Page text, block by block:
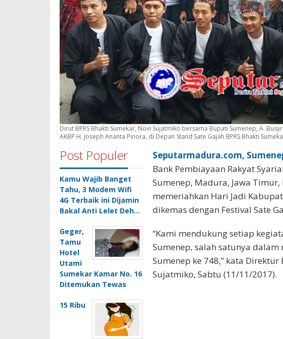
Dirut BPRS Bhakti Sumekar, Novi Sujatmiko bersama Bupati Sumenep, A.
AKBP H. Joseph Ananta Pinora, di Depan Stand Sate Gajah BPRS Bhakti
Post Populer
Kamu Wajib Banget
Tahu, 3 Modem Wifi
4G Terbaik ini Dijamin
Bakal Anti Lelet Deh…
Geger,
Tamu
Hotel
Utami
Sumekar Kamar No. 16
Ditemukan Tewas
15 Ribu
Seputarmadura.com,
Bank Pembiayaan Rakyat
Sumenep, Madura, Jawa
memeriahkan Hari Jadi
dikemas dengan Festival Sate
“Kami mendukung setiap
Sumenep, salah satunya
Sumenep ke 748,” kata Direktur
Sujatmiko, Sabtu (11/11/2017).